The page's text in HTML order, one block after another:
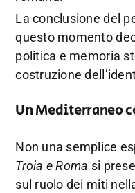
La conclusione del
questo momento
politica e memoria
costruzione
Un Mediterraneo
Non una semplice
Troia e Roma si
sul ruolo dei miti